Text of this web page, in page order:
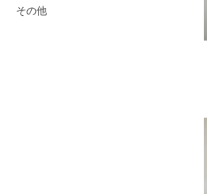
その他